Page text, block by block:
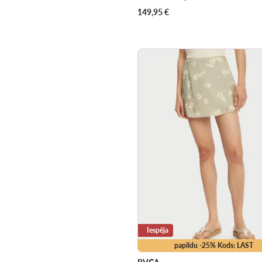
149,95€
papildu -25% Kods: LAST
Iespēja